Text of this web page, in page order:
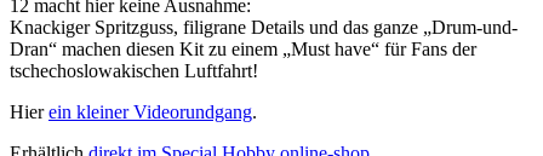
12 macht hier keine Ausnahme:
Knackiger Spritzguss, filigrane Details und das ganze „Drum-und-
Dran“ machen diesen Kit zu einem „Must have“ für Fans der
tschechoslowakischen Luftfahrt!
Hierein kleiner Videorundgang.